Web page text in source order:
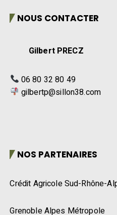
NOUS CONTACTER
Gilbert PRECZ
06 80 32 80 49
gilbertp@sillon38.com
NOS PARTENAIRES
Crédit Agricole Sud-Rhône-
Grenoble Alpes Métropole